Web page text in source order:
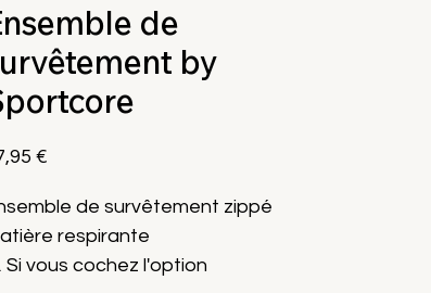
de
by
€
de survêtement zippé
respirante
vous cochez l'option